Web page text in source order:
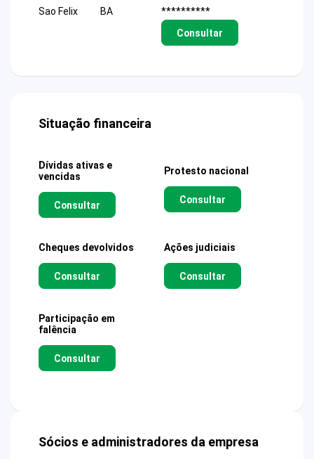
Sao Felix
BA
**********
Consultar
Situação financeira
Dívidas ativas e
vencidas
Consultar
Protesto nacional
Consultar
Cheques devolvidos
Consultar
Ações judiciais
Consultar
Participação em
falência
Consultar
Sócios e administradores da empresa